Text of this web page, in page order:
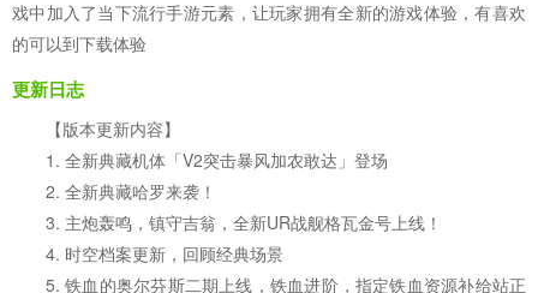
戏中加入了当下流行手游元素，让玩家拥有全新的游戏体验，有喜欢
的可以到下载体验
更新日志
【版本更新内容】
1. 全新典藏机体「V2突击暴风加农敢达」登场
2. 全新典藏哈罗来袭！
3. 主炮轰鸣，镇守吉翁，全新UR战舰格瓦金号上线！
4. 时空档案更新，回顾经典场景
5. 铁血的奥尔芬斯二期上线，铁血进阶，指定铁血资源补给站正